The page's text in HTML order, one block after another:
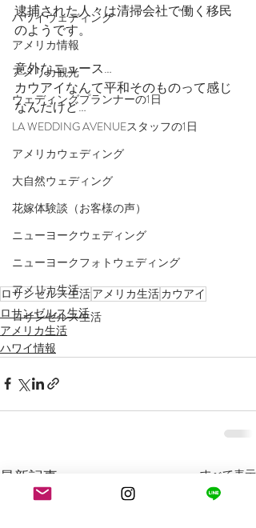
ハワイウェディング
アメリカ情報
アメリカ観光
ウェディングプランナーの1日
LA WEDDING AVENUEスタッフの1日
アメリカウェディング
大自然ウェディング
花嫁体験談（お客様の声）
ニューヨークウェディング
ニューヨークフォトウェディング
アメリカ生活
ロサンゼルス生活
逮捕された人々は清掃会社で働く移民
のようです。
意外なニュース…
カウアイなんて平和そのものって感じ
なんだけど…
ロサンゼルス生活アメリカ生活カウアイ
ロサンゼルス生活
アメリカ生活
ハワイ情報
最新記事 すべて表示